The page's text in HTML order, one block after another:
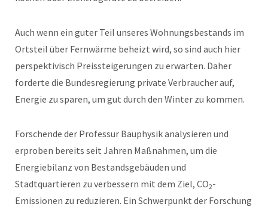
Auch wenn ein guter Teil unseres Wohnungsbestands im
Ortsteil über Fernwärme beheizt wird, so sind auch hier
perspektivisch Preissteigerungen zu erwarten. Daher
forderte die Bundesregierung private Verbraucher auf,
Energie zu sparen, um gut durch den Winter zu kommen.
Forschende der Professur Bauphysik analysieren und
erproben bereits seit Jahren Maßnahmen, um die
Energiebilanz von Bestandsgebäuden und
Stadtquartieren zu verbessern mit dem Ziel, CO2-
Emissionen zu reduzieren. Ein Schwerpunkt der Forschung